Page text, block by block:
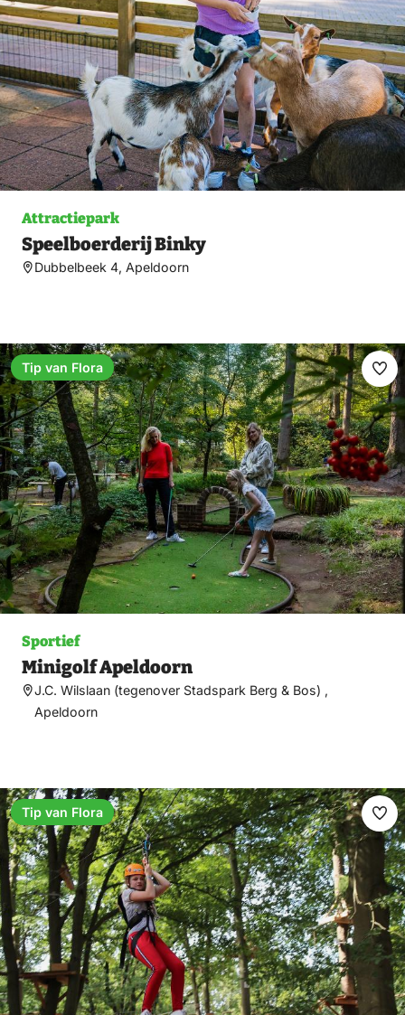
Attractiepark
Speelboerderij Binky
Dubbelbeek 4, Apeldoorn
Sportief
Minigolf Apeldoorn
J.C. Wilslaan (tegenover Stadspark Berg & Bos) ,
Apeldoorn
Tip van Flora
Tip van Flora